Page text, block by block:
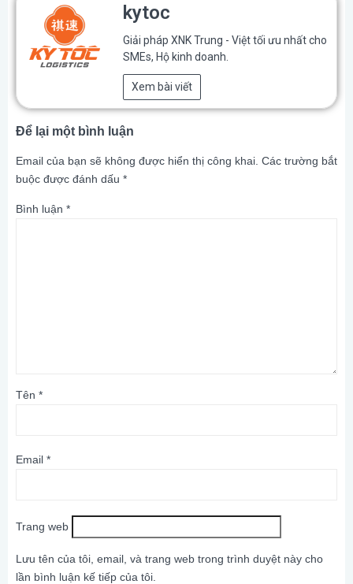
kytoc
Giải pháp XNK Trung - Việt tối ưu nhất cho
SMEs, Hộ kinh doanh.
Xem bài viết
Để lại một bình luận
Email của bạn sẽ không được hiển thị công khai. Các trường bắt
buộc được đánh dấu *
Bình luận *
Tên *
Email *
Trang web
Lưu tên của tôi, email, và trang web trong trình duyệt này cho
lần bình luận kế tiếp của tôi.